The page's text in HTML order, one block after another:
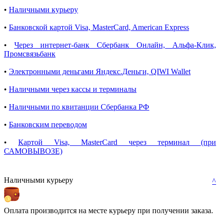
• Наличными курьеру
• Банковской картой Visa, MasterCard, American Express
• Через интернет-банк Сбербанк Онлайн, Альфа-Клик,
Промсвязьбанк
• Электронными деньгами Яндекс.Деньги, QIWI Wallet
• Наличными через кассы и терминалы
• Наличными по квитанции Сбербанка РФ
• Банковским переводом
• Картой Visa, MasterCard через терминал (при
САМОВЫВОЗЕ)
^
Наличными курьеру
Оплата производится на месте курьеру при получении заказа.